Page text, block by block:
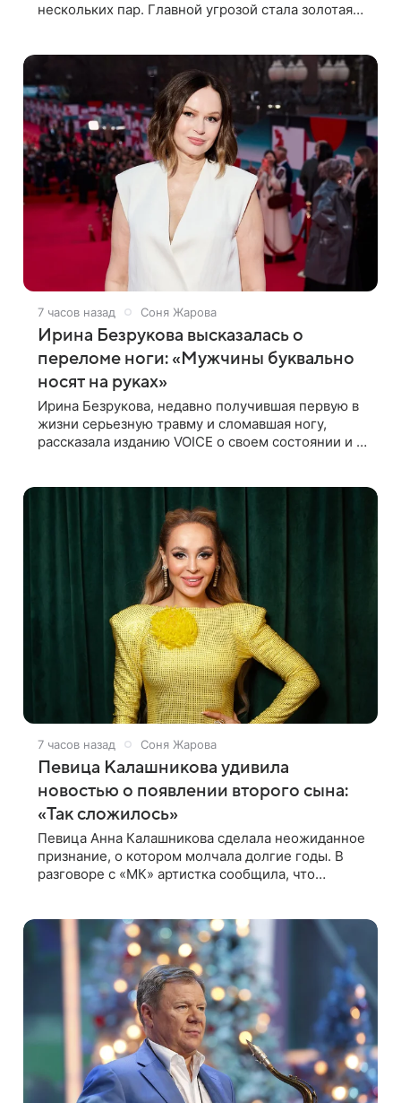
нескольких пар. Главной угрозой стала золотая
7 часов назад Соня Жарова
Ирина Безрукова высказалась о
переломе ноги: «Мужчины буквально
носят на руках»
Ирина Безрукова, недавно получившая первую в
жизни серьезную травму и сломавшая ногу,
рассказала изданию VOICE о своем состоянии и о
7 часов назад Соня Жарова
Певица Калашникова удивила
новостью о появлении второго сына:
«Так сложилось»
Певица Анна Калашникова сделала неожиданное
признание, о котором молчала долгие годы. В
разговоре с «МК» артистка сообщила, что